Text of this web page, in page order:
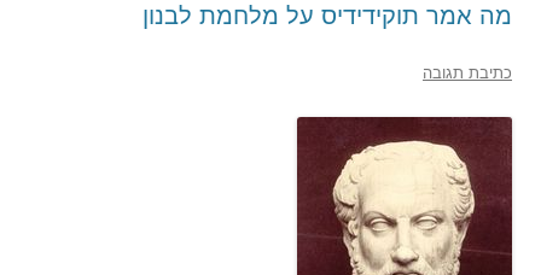
מה אמר תוקידידיס על מלחמת לבנון
כתיבת תגובה